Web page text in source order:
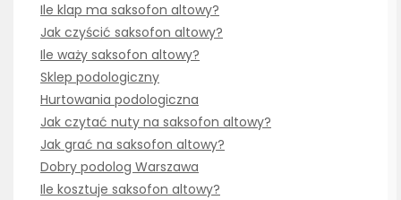
Ile klap ma saksofon altowy?
Jak czyścić saksofon altowy?
Ile waży saksofon altowy?
Sklep podologiczny
Hurtowania podologiczna
Jak czytać nuty na saksofon altowy?
Jak grać na saksofon altowy?
Dobry podolog Warszawa
Ile kosztuje saksofon altowy?